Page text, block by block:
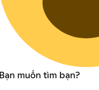
Bạn muốn tìm bạn?